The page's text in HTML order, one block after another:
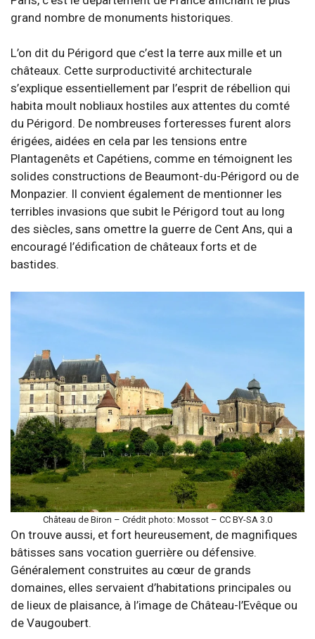
grand nombre de monuments historiques.
L’on dit du Périgord que c’est la terre aux mille et un
châteaux. Cette surproductivité architecturale
s’explique essentiellement par l’esprit de rébellion qui
habita moult nobliaux hostiles aux attentes du comté
du Périgord. De nombreuses forteresses furent alors
érigées, aidées en cela par les tensions entre
Plantagenêts et Capétiens, comme en témoignent les
solides constructions de Beaumont-du-Périgord ou de
Monpazier. Il convient également de mentionner les
terribles invasions que subit le Périgord tout au long
des siècles, sans omettre la guerre de Cent Ans, qui a
encouragé l’édification de châteaux forts et de
bastides.
Château de Biron – Crédit photo: Mossot – CC BY-SA 3.0
On trouve aussi, et fort heureusement, de magnifiques
bâtisses sans vocation guerrière ou défensive.
Généralement construites au cœur de grands
domaines, elles servaient d’habitations principales ou
de lieux de plaisance, à l’image de Château-l’Evêque ou
de Vaugoubert.